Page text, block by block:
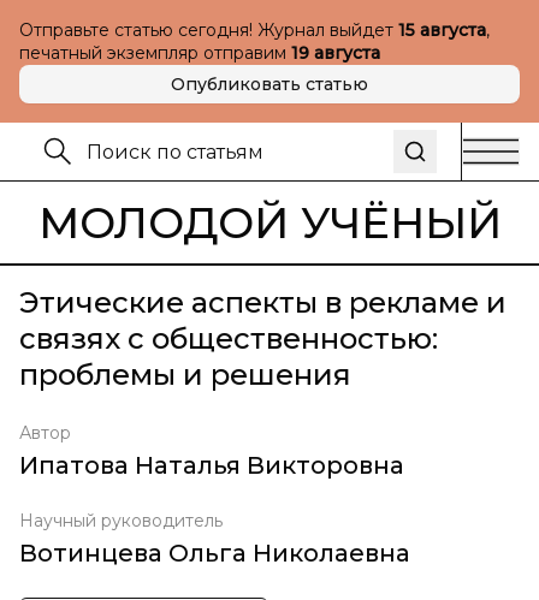
Отправьте статью сегодня! Журнал выйдет 15 августа,
печатный экземпляр отправим 19 августа
Опубликовать статью
МОЛОДОЙ УЧЁНЫЙ
Этические аспекты в рекламе и
связях с общественностью:
проблемы и решения
Автор
Ипатова Наталья Викторовна
Научный руководитель
Вотинцева Ольга Николаевна